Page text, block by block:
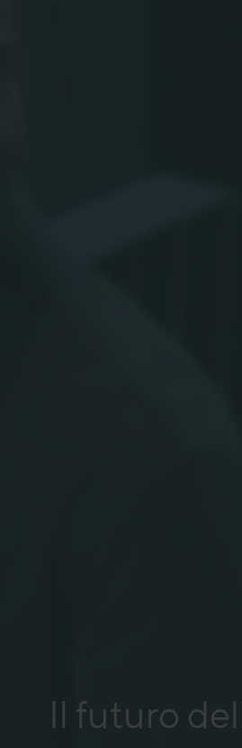
Il futuro